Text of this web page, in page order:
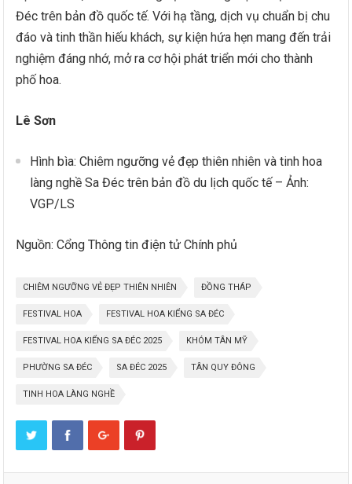
Đéc trên bản đồ quốc tế. Với hạ tầng, dịch vụ chuẩn bị chu
đáo và tinh thần hiếu khách, sự kiện hứa hẹn mang đến trải
nghiệm đáng nhớ, mở ra cơ hội phát triển mới cho thành
phố hoa.
Lê Sơn
Hình bìa: Chiêm ngưỡng vẻ đẹp thiên nhiên và tinh hoa
làng nghề Sa Đéc trên bản đồ du lịch quốc tế – Ảnh:
VGP/LS
Nguồn: Cổng Thông tin điện tử Chính phủ
CHIÊM NGƯỠNG VẺ ĐẸP THIÊN NHIÊN ĐỒNG THÁP
FESTIVAL HOA FESTIVAL HOA KIỂNG SA ĐÉC
FESTIVAL HOA KIỂNG SA ĐÉC 2025 KHÓM TÂN MỸ
PHƯỜNG SA ĐÉC SA ĐÉC 2025 TÂN QUY ĐÔNG
TINH HOA LÀNG NGHỀ